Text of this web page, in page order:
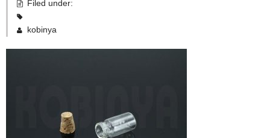
Filed under:
kobinya